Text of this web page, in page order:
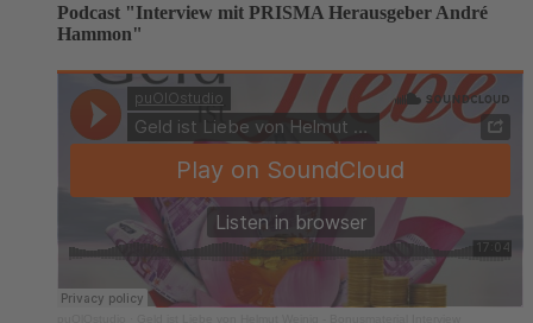
Podcast "Interview mit PRISMA Herausgeber André
Hammon"